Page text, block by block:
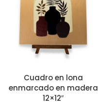
Cuadro en lona
enmarcado en madera
12×12″